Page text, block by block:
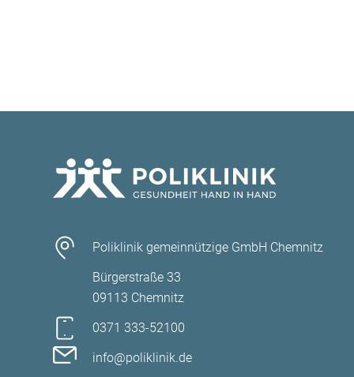
Poliklinik gemeinnützige GmbH Chemnitz
Bürgerstraße 33
09113 Chemnitz
0371 333-52100
info@poliklinik.de